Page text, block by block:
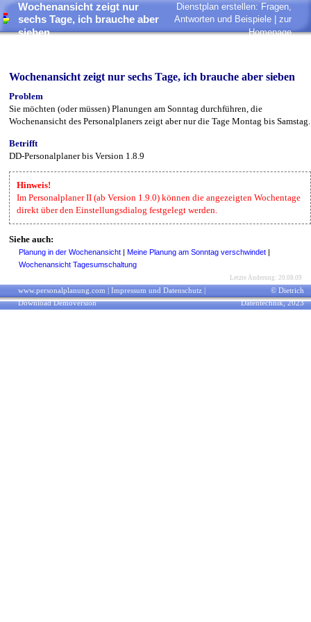
Wochenansicht zeigt nur
sechs Tage, ich brauche aber
sieben
Dienstplan erstellen: Fragen,
Antworten und Beispiele | zur
Homepage
Wochenansicht zeigt nur sechs Tage, ich brauche aber sieben
Problem
Sie möchten (oder müssen) Planungen am Sonntag durchführen, die
Wochenansicht des Personalplaners zeigt aber nur die Tage Montag bis Samstag.
Betrifft
DD-Personalplaner bis Version 1.8.9
Hinweis!
Im Personalplaner II (ab Version 1.9.0) können die angezeigten Wochentage
direkt über den Einstellungsdialog festgelegt werden.
Siehe auch:
Planung in der Wochenansicht| Meine Planung am Sonntag verschwindet|
Wochenansicht Tagesumschaltung
Letzte Änderung: 20.08.09
www.personalplanung.com Impressum und Datenschutz
Download Demoversion
© Dietrich
Datentechnik, 2023